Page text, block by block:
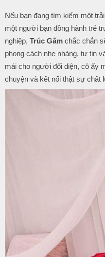
Nếu bạn đang tìm kiếm một
một người bạn đồng hành trẻ
nghiệp, Trúc Gấm chắc chắn
phong cách nhẹ nhàng, tự tin
mái cho người đối diện, cô ấy
chuyện và kết nối thật sự chất